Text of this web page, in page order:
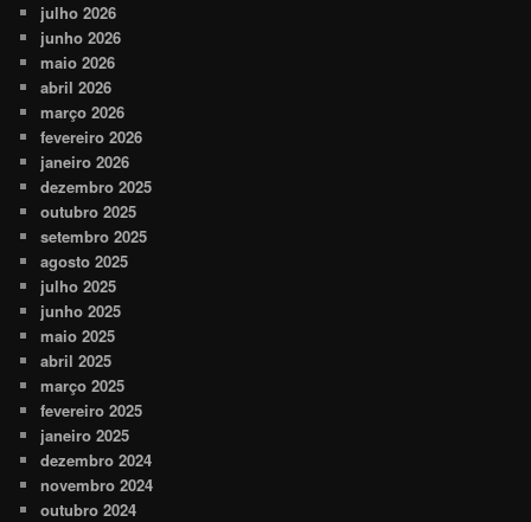
julho 2026
junho 2026
maio 2026
abril 2026
março 2026
fevereiro 2026
janeiro 2026
dezembro 2025
outubro 2025
setembro 2025
agosto 2025
julho 2025
junho 2025
maio 2025
abril 2025
março 2025
fevereiro 2025
janeiro 2025
dezembro 2024
novembro 2024
outubro 2024